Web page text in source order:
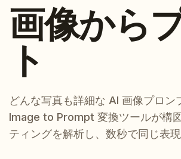
画像から
ト
どんな写真も詳細な AI 画像プロン
Image to Prompt 変換ツールが構
ティングを解析し、数秒で同じ表